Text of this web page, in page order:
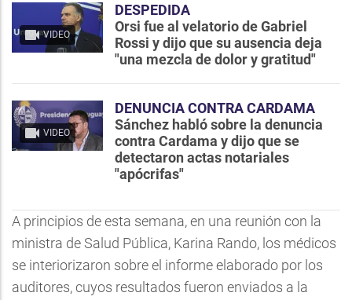
VIDEO
DESPEDIDA
Orsi fue al velatorio de Gabriel
Rossi y dijo que su ausencia deja
"una mezcla de dolor y gratitud"
VIDEO
DENUNCIA CONTRA CARDAMA
Sánchez habló sobre la denuncia
contra Cardama y dijo que se
detectaron actas notariales
"apócrifas"
A principios de esta semana, en una reunión con la
ministra de Salud Pública, Karina Rando, los médicos
se interiorizaron sobre el informe elaborado por los
auditores, cuyos resultados fueron enviados a la